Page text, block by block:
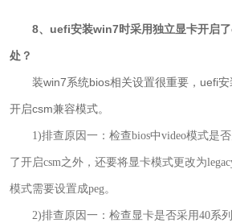
8、uefi安装win7时采用独立显卡开启
处？
装win7系统bios相关设置很重要，uefi安
开启csm兼容模式。
1)排查原因一：检查bios中video模式是否
了开启csm之外，还要将显卡模式更改为
模式需要设置成peg。
2)排查原因一：检查显卡是否采用40系